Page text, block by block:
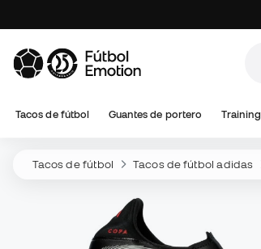
Tacos de fútbol Guantes de portero Training
Tacos de fútbol Tacos de fútbol adidas